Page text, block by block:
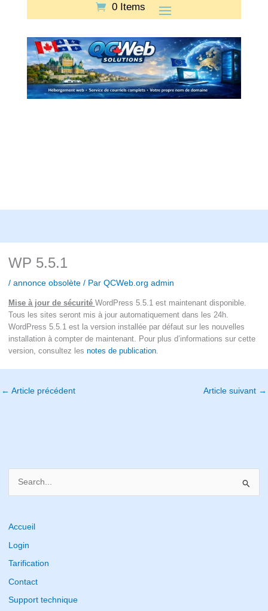
0 Items
WP 5.5.1
/ annonce obsolète/ Par QCWeb.org admin
Mise à jour de sécurité WordPress 5.5.1 est maintenant disponible.
Tous les sites seront mis à jour automatiquement dans les 24h.
WordPress 5.5.1 est la version installée par défaut sur les nouvelles
installation à compter de maintenant. Pour plus d’informations sur cette
version, consultez les notes de publication.
← Article précédent Article suivant →
r
c
r
Accueil
Login
Tarification
Contact
Support technique